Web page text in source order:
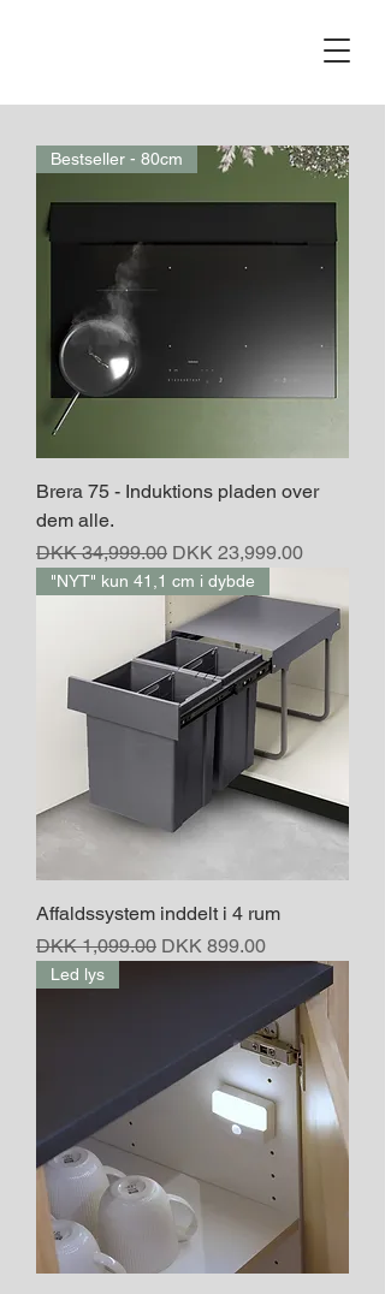
Bestseller - 80cm
Brera 75 - Induktions pladen over
dem alle.
Regular Price
DKK 34,999.00 Sale Price
DKK 23,999.00
"NYT" kun 41,1 cm i dybde
Affaldssystem inddelt i 4 rum
Regular Price
DKK 1,099.00 Sale Price
DKK 899.00
Led lys